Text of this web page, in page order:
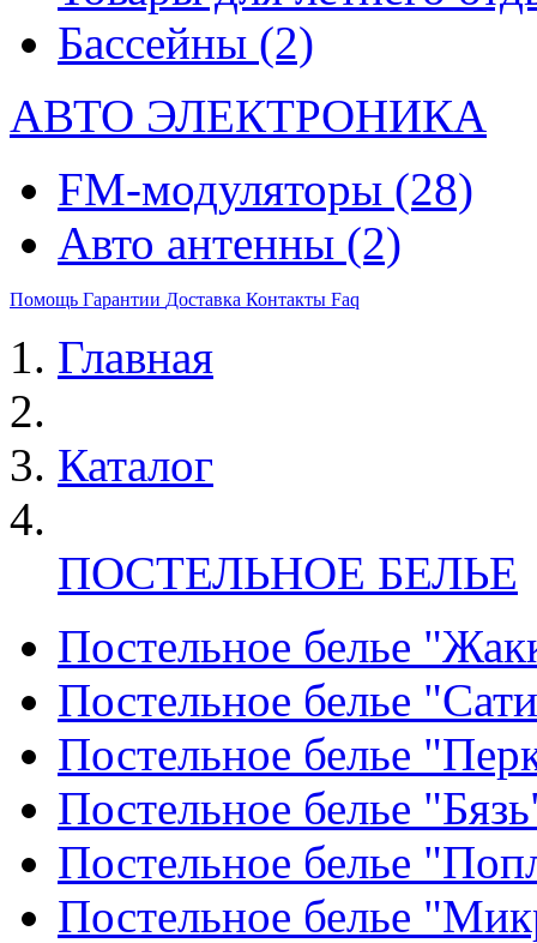
Бассейны (2)
АВТО ЭЛЕКТРОНИКА
FM-модуляторы (28)
Авто антенны (2)
Помощь Гарантии Доставка Контакты Faq
Главная
Каталог
ПОСТЕЛЬНОЕ БЕЛЬЕ
Постельное белье
Постельное белье
Постельное белье
Постельное белье
Постельное белье
Постельное белье